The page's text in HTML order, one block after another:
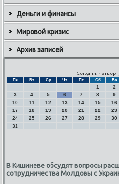
Деньги и финансы
Мировой кризис
Архив записей
Сегодня: Четверг,
Пн Вт Ср Чт Пт Сб Вс
1
2
3
4 5 6 7 8
9
10
11 12 13 14 15
16
17
18 19 20 21 22
23
24
25 26 27 28 29
30
31
В Кишиневе обсудят вопросы
сотрудничества Молдовы с